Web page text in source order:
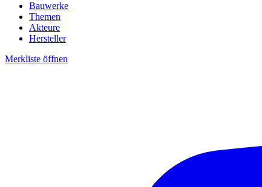
Bauwerke
Themen
Akteure
Hersteller
Merkliste öffnen